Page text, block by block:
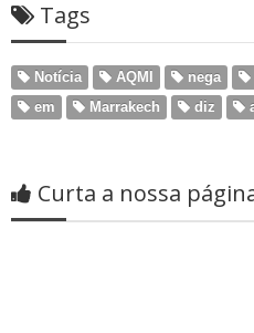
Tags
Notícia AQMI nega
em
Marrakech diz
Curta a nossa